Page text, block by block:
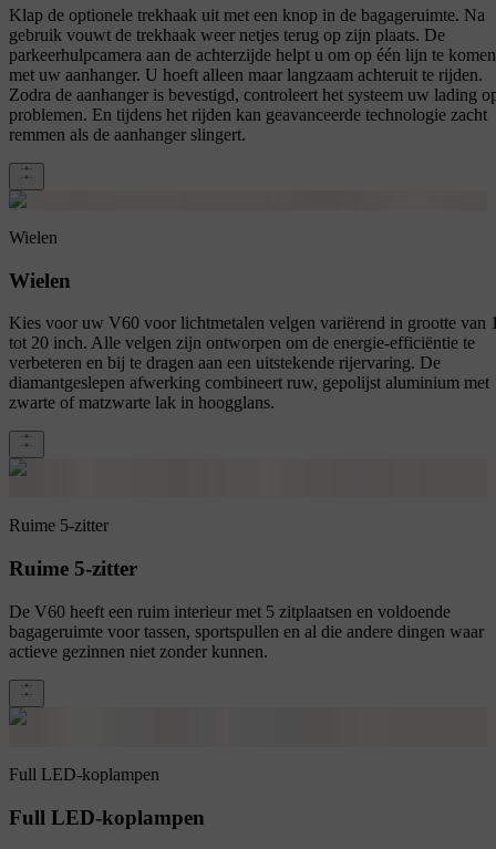
Klap de optionele trekhaak uit met een knop in de bagageruimte. Na
gebruik vouwt de trekhaak weer netjes terug op zijn plaats. De
parkeerhulpcamera aan de achterzijde helpt u om op één lijn te komen
met uw aanhanger. U hoeft alleen maar langzaam achteruit te rijden.
Zodra de aanhanger is bevestigd, controleert het systeem uw lading
problemen. En tijdens het rijden kan geavanceerde technologie zacht
remmen als de aanhanger slingert.
Wielen
Wielen
Kies voor uw V60 voor lichtmetalen velgen variërend in grootte van
tot 20 inch. Alle velgen zijn ontworpen om de energie-efficiëntie te
verbeteren en bij te dragen aan een uitstekende rijervaring. De
diamantgeslepen afwerking combineert ruw, gepolijst aluminium met
zwarte of matzwarte lak in hoogglans.
Ruime 5-zitter
Ruime 5-zitter
De V60 heeft een ruim interieur met 5 zitplaatsen en voldoende
bagageruimte voor tassen, sportspullen en al die andere dingen waar
actieve gezinnen niet zonder kunnen.
Full LED-koplampen
Full LED-koplampen